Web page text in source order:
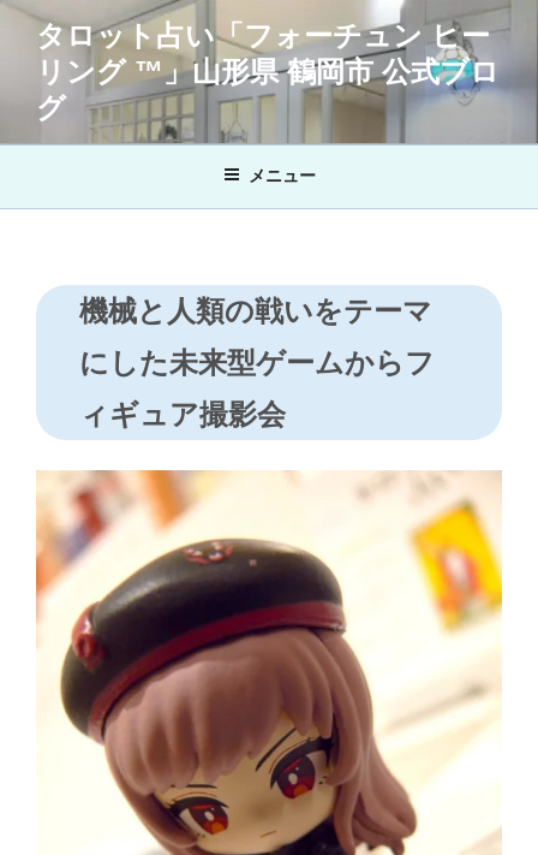
キ
タロット占い「フォーチュン ヒー
リング ™」山形県 鶴岡市 公式ブロ
グ
メニュー
機械と人類の戦いをテーマ
にした未来型ゲームからフ
ィギュア撮影会